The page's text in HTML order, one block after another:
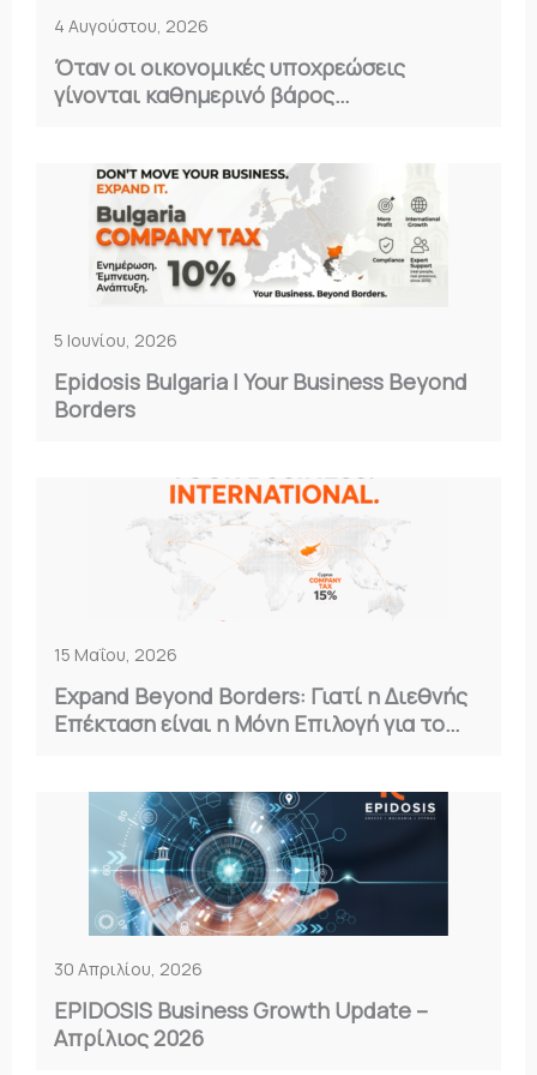
4 Αυγούστου, 2026
Όταν οι οικονομικές υποχρεώσεις
γίνονται καθημερινό βάρος…
5 Ιουνίου, 2026
Epidosis Bulgaria | Your Business Beyond
Borders
15 Μαΐου, 2026
Expand Beyond Borders: Γιατί η Διεθνής
Επέκταση είναι η Μόνη Επιλογή για το
30 Απριλίου, 2026
EPIDOSIS Business Growth Update –
Απρίλιος 2026